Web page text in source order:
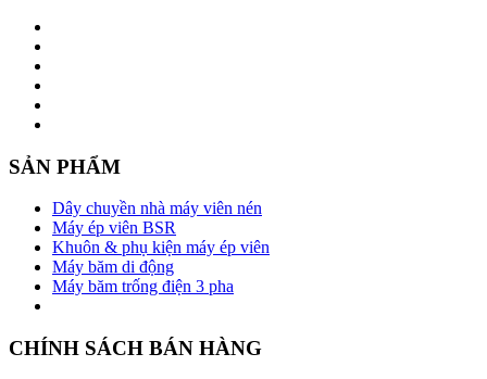
SẢN PHẨM
Dây chuyền nhà máy viên nén
Máy ép viên BSR
Khuôn & phụ kiện máy ép viên
Máy băm di động
Máy băm trống điện 3 pha
CHÍNH SÁCH BÁN HÀNG